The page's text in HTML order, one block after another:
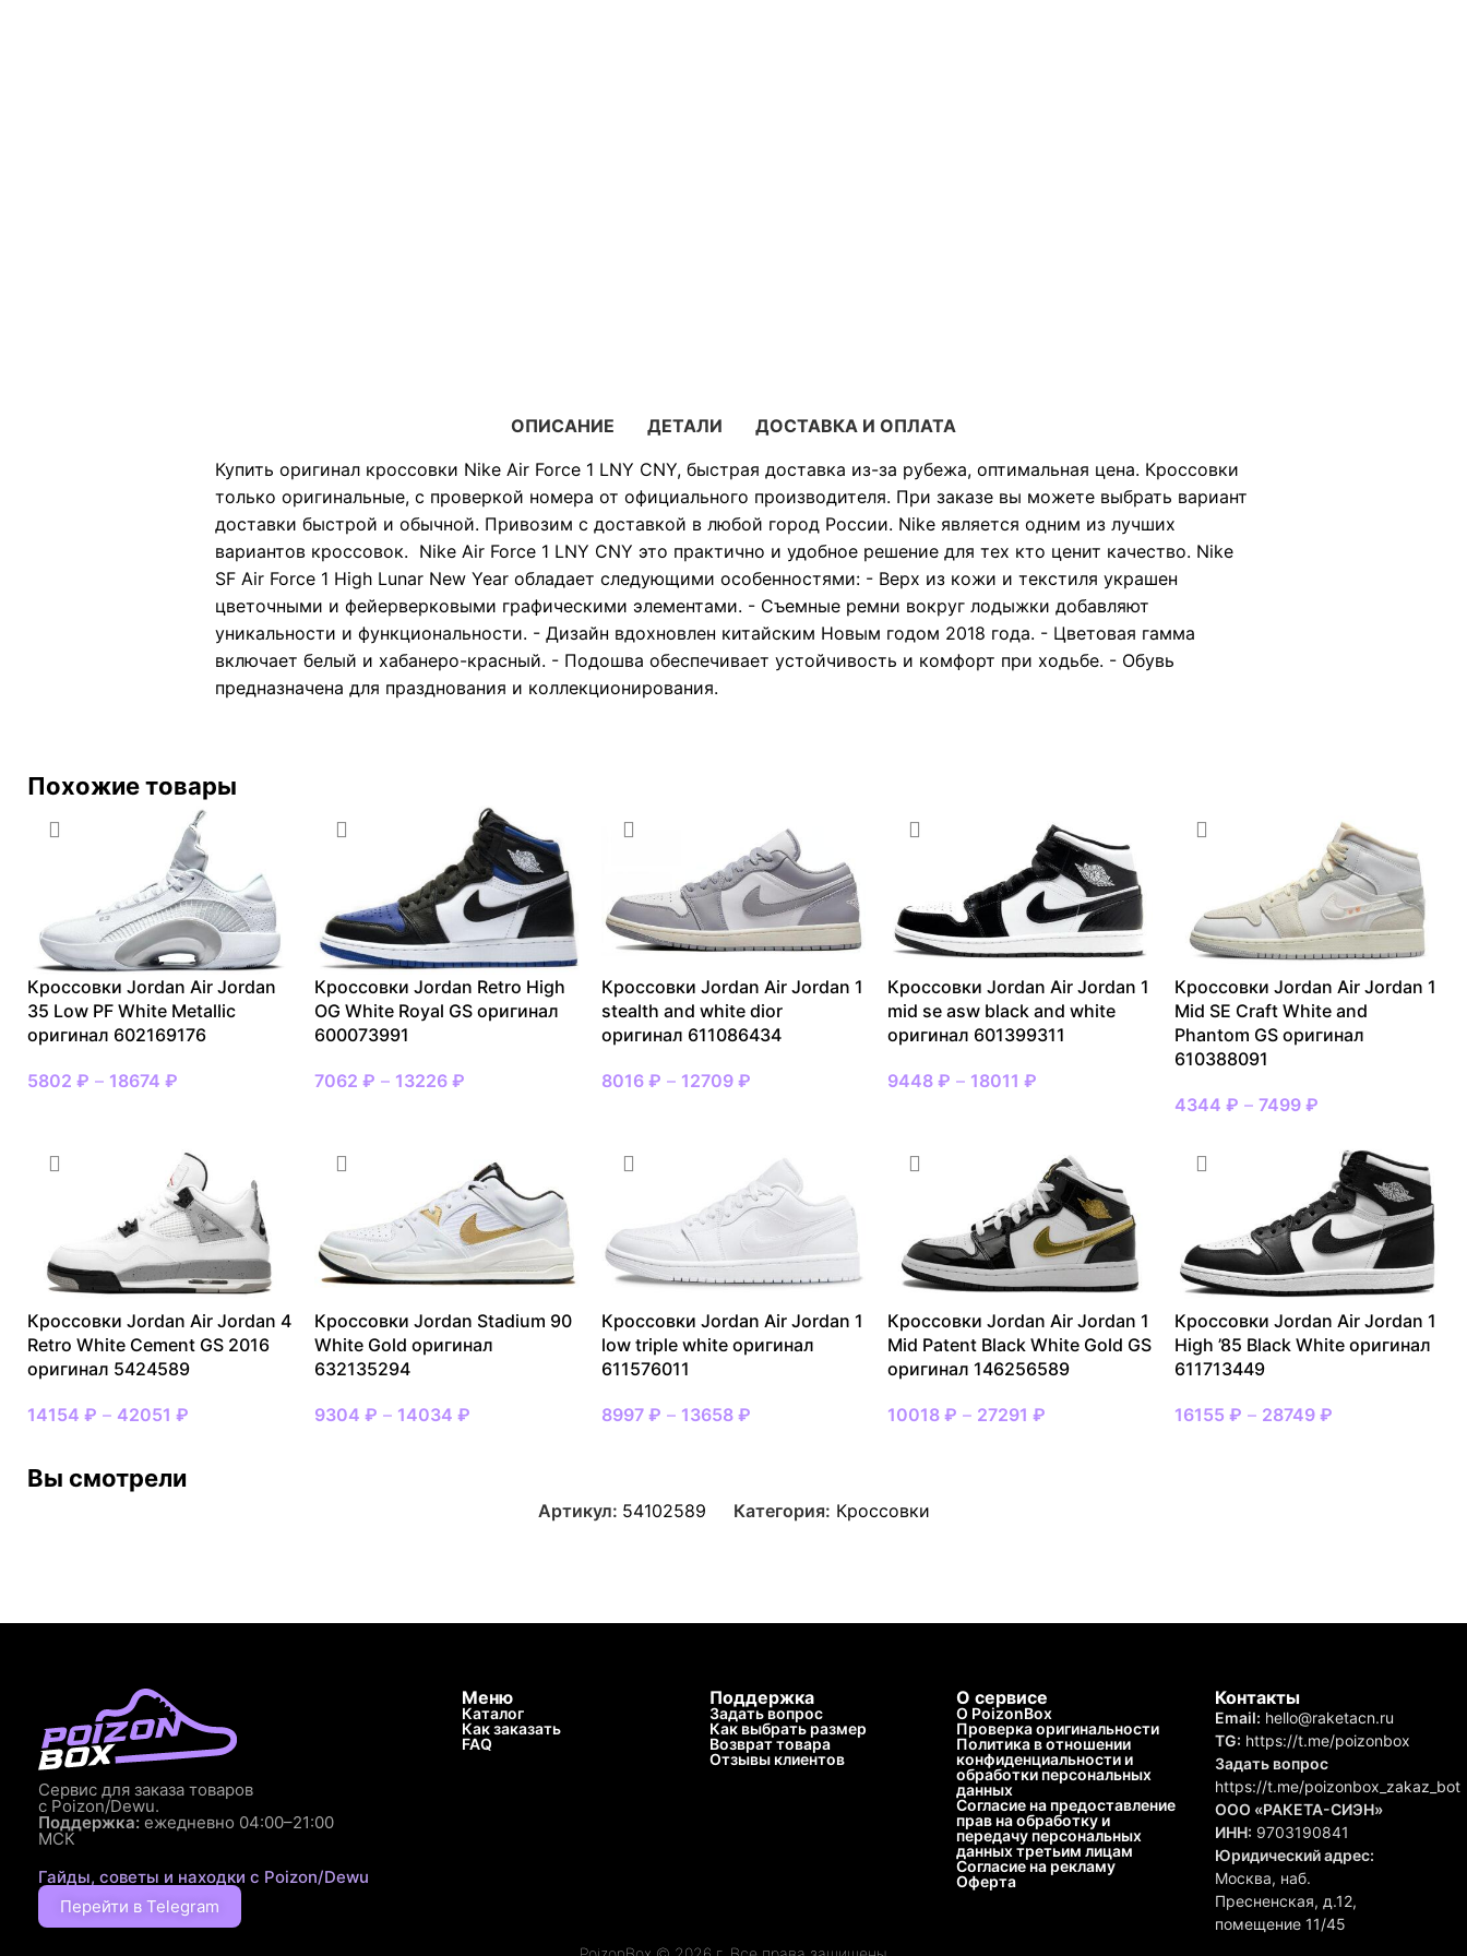
ОПИСАНИЕ ДЕТАЛИ
ДОСТАВКА И ОПЛАТА
Купить оригинал кроссовки Nike Air Force 1 LNY CNY, быстрая доставка из-за рубежа, оптимальная цена. Кроссовки
только оригинальные, с проверкой номера от официального производителя. При заказе вы можете выбрать вариант
доставки быстрой и обычной. Привозим с доставкой в любой город России. Nike является одним из лучших
вариантов кроссовок. Nike Air Force 1 LNY CNY это практично и удобное решение для тех кто ценит качество. Nike
SF Air Force 1 High Lunar New Year обладает следующими особенностями: - Верх из кожи и текстиля украшен
цветочными и фейерверковыми графическими элементами. - Съемные ремни вокруг лодыжки добавляют
уникальности и функциональности. - Дизайн вдохновлен китайским Новым годом 2018 года. - Цветовая гамма
включает белый и хабанеро-красный. - Подошва обеспечивает устойчивость и комфорт при ходьбе. - Обувь
предназначена для празднования и коллекционирования.
Похожие товары
Кроссовки Jordan Air Jordan
35 Low PF White Metallic
оригинал 602169176
5802 ₽ – 18674 ₽
Кроссовки Jordan Retro High
OG White Royal GS оригинал
600073991
7062 ₽ – 13226 ₽
Кроссовки Jordan Air Jordan 1
stealth and white dior
оригинал 611086434
8016 ₽ – 12709 ₽
Кроссовки Jordan Air Jordan 1
mid se asw black and white
оригинал 601399311
9448₽ – 18011₽
Кроссовки Jordan Air Jordan 1
Mid SE Craft White and
Phantom GS оригинал
610388091
4344₽ –7499₽
Кроссовки Jordan Air Jordan 4
Retro White Cement GS 2016
оригинал 5424589
14154 ₽ – 42051 ₽
Кроссовки Jordan Stadium 90
White Gold оригинал
632135294
9304 ₽ – 14034 ₽
Кроссовки Jordan Air Jordan 1
low triple white оригинал
611576011
8997 ₽ – 13658 ₽
Кроссовки Jordan Air Jordan 1
Mid Patent Black White Gold GS
оригинал 146256589
10018₽ – 27291₽
Кроссовки Jordan Air Jordan 1
High ’85 Black White оригинал
611713449
16155₽ – 28749₽
Вы смотрели
Артикул: 54102589 Категория: Кроссовки
Сервис для заказа товаров
с Poizon/Dewu.
Поддержка: ежедневно 04:00–21:00
МСК
Гайды, советы и находки с Poizon/Dewu
Перейти в Telegram
Меню
Каталог
Как заказать
FAQ
Поддержка
Задать вопрос
Как выбрать размер
Возврат товара
Отзывы клиентов
О сервисе
О PoizonBox
Проверка оригинальности
Политика в отношении
конфиденциальности и
обработки персональных
данных
Согласие на предоставление
прав на обработку и
передачу персональных
данных третьим лицам
Согласие на рекламу
Оферта
Контакты
Email: hello@raketacn.ru
TG: https://t.me/poizonbox
Задать вопрос
https://t.me/poizonbox_zakaz_bot
ООО «РАКЕТА-СИЭН»
ИНН: 9703190841
Юридический адрес:
Москва, наб.
Пресненская, д.12,
помещение 11/45